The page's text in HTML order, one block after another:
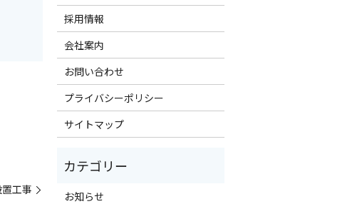
工事
採用情報
会社案内
お問い合わせ
プライバシーポリシー
サイトマップ
お知らせ